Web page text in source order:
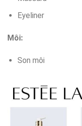
Eyeliner
Môi:
Son môi